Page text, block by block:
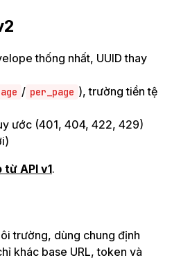
thống nhất, UUID thay
/ per_page ), trường tiền tệ
ước (401, 404, 422, 429)
từ API v1.
trường, dùng chung định
khác base URL, token và